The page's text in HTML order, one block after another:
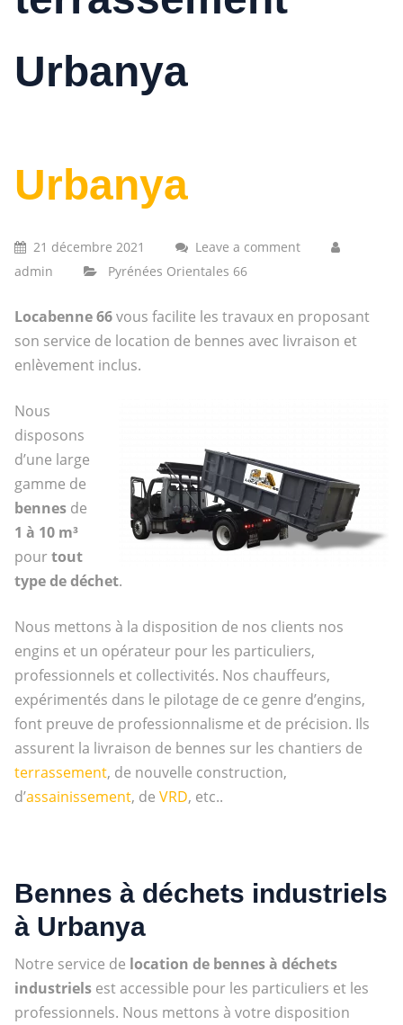
Urbanya
Urbanya
21 décembre 2021
Leave a comment
admin
Pyrénées Orientales 66
Locabenne 66vous facilite les travaux en proposant
son service de location de bennes avec livraison et
enlèvement inclus.
Nous
disposons
d’une large
gamme de
bennes de
1 à 10 m³
pourtout
type de déchet.
Nous mettons à la disposition de nos clients nos
engins et un opérateur pour les particuliers,
professionnels et collectivités. Nos chauffeurs,
expérimentés dans le pilotage de ce genre d’engins,
font preuve de professionnalisme et de précision. Ils
assurent la livraison de bennes sur les chantiers de
terrassement, de nouvelle construction,
d’assainissement, de VRD, etc..
Bennes à déchets industriels
à Urbanya
Notre service de location de bennes à déchets
industrielsest accessible pour les particuliers et les
professionnels. Nous mettons à votre disposition